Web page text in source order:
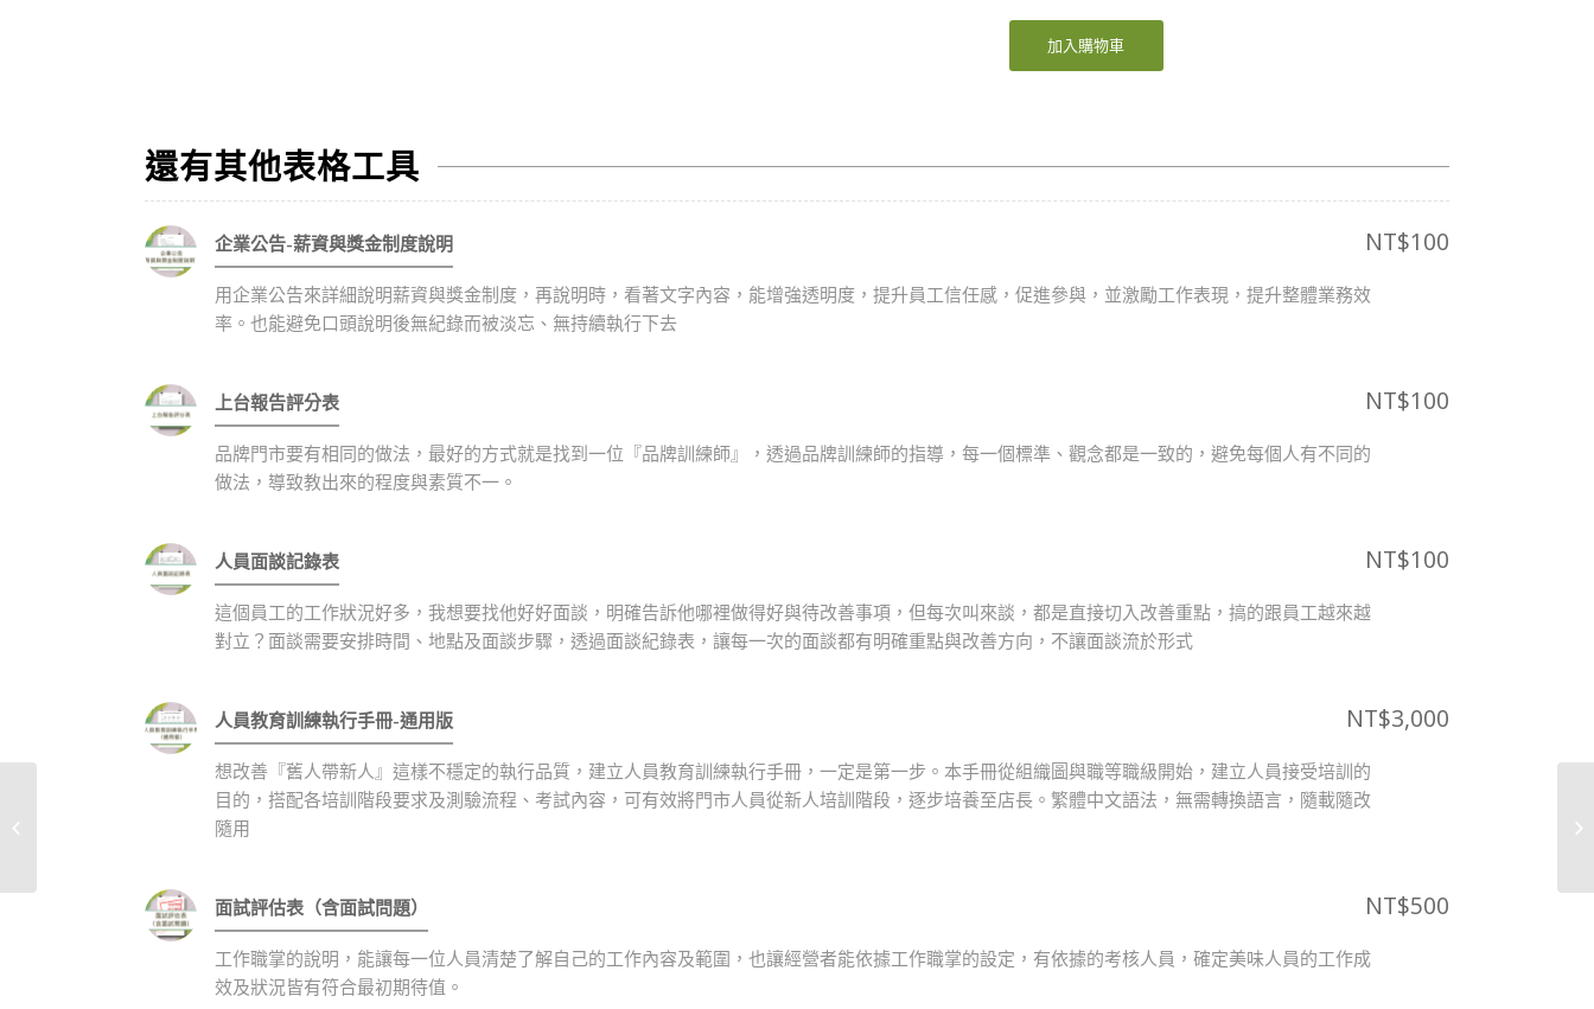
加入購物車
還有其他表格工具
企業公告-薪資與獎金制度說明 NT$100
用企業公告來詳細說明薪資與獎金制度，再說明時，看著文字內容，能增強透明度，提升員工信任感，促進參與，並激勵工作表現，提升整體業務效
率。也能避免口頭說明後無紀錄而被淡忘、無持續執行下去
上台報告評分表 NT$100
品牌門市要有相同的做法，最好的方式就是找到一位『品牌訓練師』，透過品牌訓練師的指導，每一個標準、觀念都是一致的，避免每個人有不同的
做法，導致教出來的程度與素質不一。
人員面談記錄表 NT$100
這個員工的工作狀況好多，我想要找他好好面談，明確告訴他哪裡做得好與待改善事項，但每次叫來談，都是直接切入改善重點，搞的跟員工越來越
對立？面談需要安排時間、地點及面談步驟，透過面談紀錄表，讓每一次的面談都有明確重點與改善方向，不讓面談流於形式
人員教育訓練執行手冊-通用版 NT$3,000
想改善『舊人帶新人』這樣不穩定的執行品質，建立人員教育訓練執行手冊，一定是第一步。本手冊從組織圖與職等職級開始，建立人員接受培訓的
目的，搭配各培訓階段要求及測驗流程、考試內容，可有效將門市人員從新人培訓階段，逐步培養至店長。繁體中文語法，無需轉換語言，隨載隨改
隨用
面試評估表（含面試問題） NT$500
工作職掌的說明，能讓每一位人員清楚了解自己的工作內容及範圍，也讓經營者能依據工作職掌的設定，有依據的考核人員，確定美味人員的工作成
效及狀況皆有符合最初期待值。